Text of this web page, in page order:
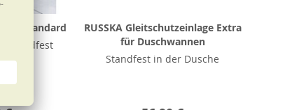
Standard
standfest
RUSSKA Gleitschutzeinlage Extra
für Duschwannen
Standfest in der Dusche